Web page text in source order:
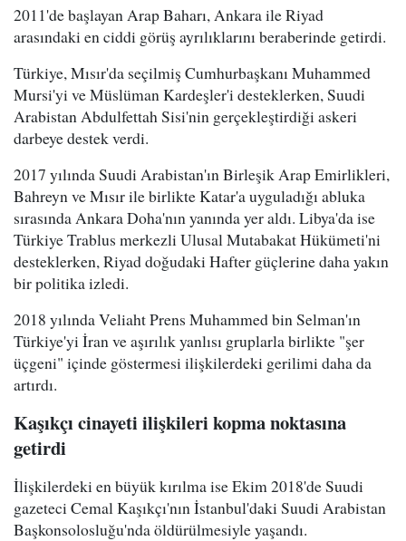
2011'de başlayan Arap Baharı, Ankara ile Riyad
arasındaki en ciddi görüş ayrılıklarını beraberinde getirdi.
Türkiye, Mısır'da seçilmiş Cumhurbaşkanı Muhammed
Mursi'yi ve Müslüman Kardeşler'i desteklerken, Suudi
Arabistan Abdulfettah Sisi'nin gerçekleştirdiği askeri
darbeye destek verdi.
2017 yılında Suudi Arabistan'ın Birleşik Arap Emirlikleri,
Bahreyn ve Mısır ile birlikte Katar'a uyguladığı abluka
sırasında Ankara Doha'nın yanında yer aldı. Libya'da ise
Türkiye Trablus merkezli Ulusal Mutabakat Hükümeti'ni
desteklerken, Riyad doğudaki Hafter güçlerine daha yakın
bir politika izledi.
2018 yılında Veliaht Prens Muhammed bin Selman'ın
Türkiye'yi İran ve aşırılık yanlısı gruplarla birlikte "şer
üçgeni" içinde göstermesi ilişkilerdeki gerilimi daha da
artırdı.
Kaşıkçı cinayeti ilişkileri kopma noktasına
getirdi
İlişkilerdeki en büyük kırılma ise Ekim 2018'de Suudi
gazeteci Cemal Kaşıkçı'nın İstanbul'daki Suudi Arabistan
Başkonsolosluğu'nda öldürülmesiyle yaşandı.